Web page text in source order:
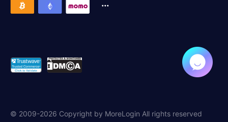
© 2009-2026 Copyright by MoreLogin All rights reserved